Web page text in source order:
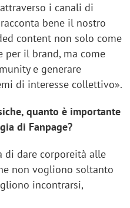
i canali di
bene il nostro
content non solo come
per il brand, ma come
e generare
di interesse collettivo».
quanto è importante
di Fanpage?
di dare corporeità alle
non vogliono soltanto
incontrarsi,